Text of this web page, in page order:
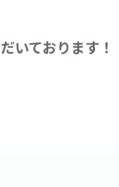
いております！